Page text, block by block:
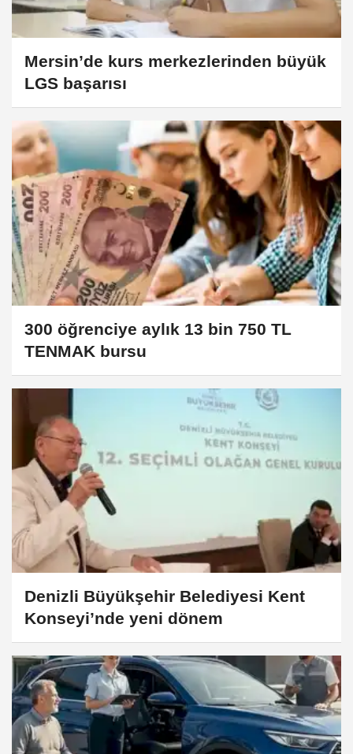
Mersin’de kurs merkezlerinden büyük
LGS başarısı
300 öğrenciye aylık 13 bin 750 TL
TENMAK bursu
Denizli Büyükşehir Belediyesi Kent
Konseyi’nde yeni dönem